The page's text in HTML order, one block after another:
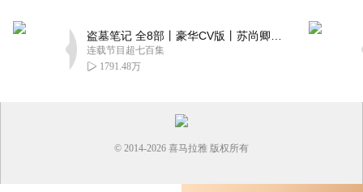
连载节目超七百集
1791.48万
© 2014-2026 喜马拉雅 版权所有